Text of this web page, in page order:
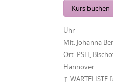
Kurs buchen
Uhr
Mit: Johanna
Ort: PSH,
Hannover
↑ WARTELISTE